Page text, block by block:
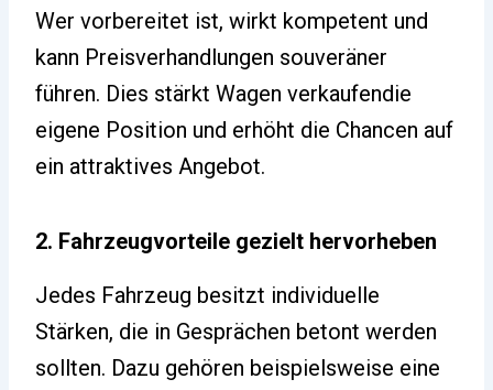
Wer vorbereitet ist, wirkt kompetent und
kann Preisverhandlungen souveräner
führen. Dies stärkt Wagen verkaufendie
eigene Position und erhöht die Chancen auf
ein attraktives Angebot.
2. Fahrzeugvorteile gezielt hervorheben
Jedes Fahrzeug besitzt individuelle
Stärken, die in Gesprächen betont werden
sollten. Dazu gehören beispielsweise eine